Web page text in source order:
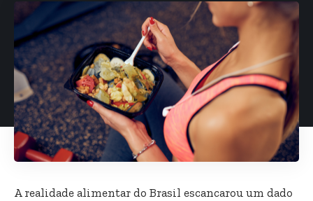
A realidade alimentar do Brasil escancarou um dado